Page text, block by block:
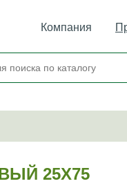
Компания
25Х75